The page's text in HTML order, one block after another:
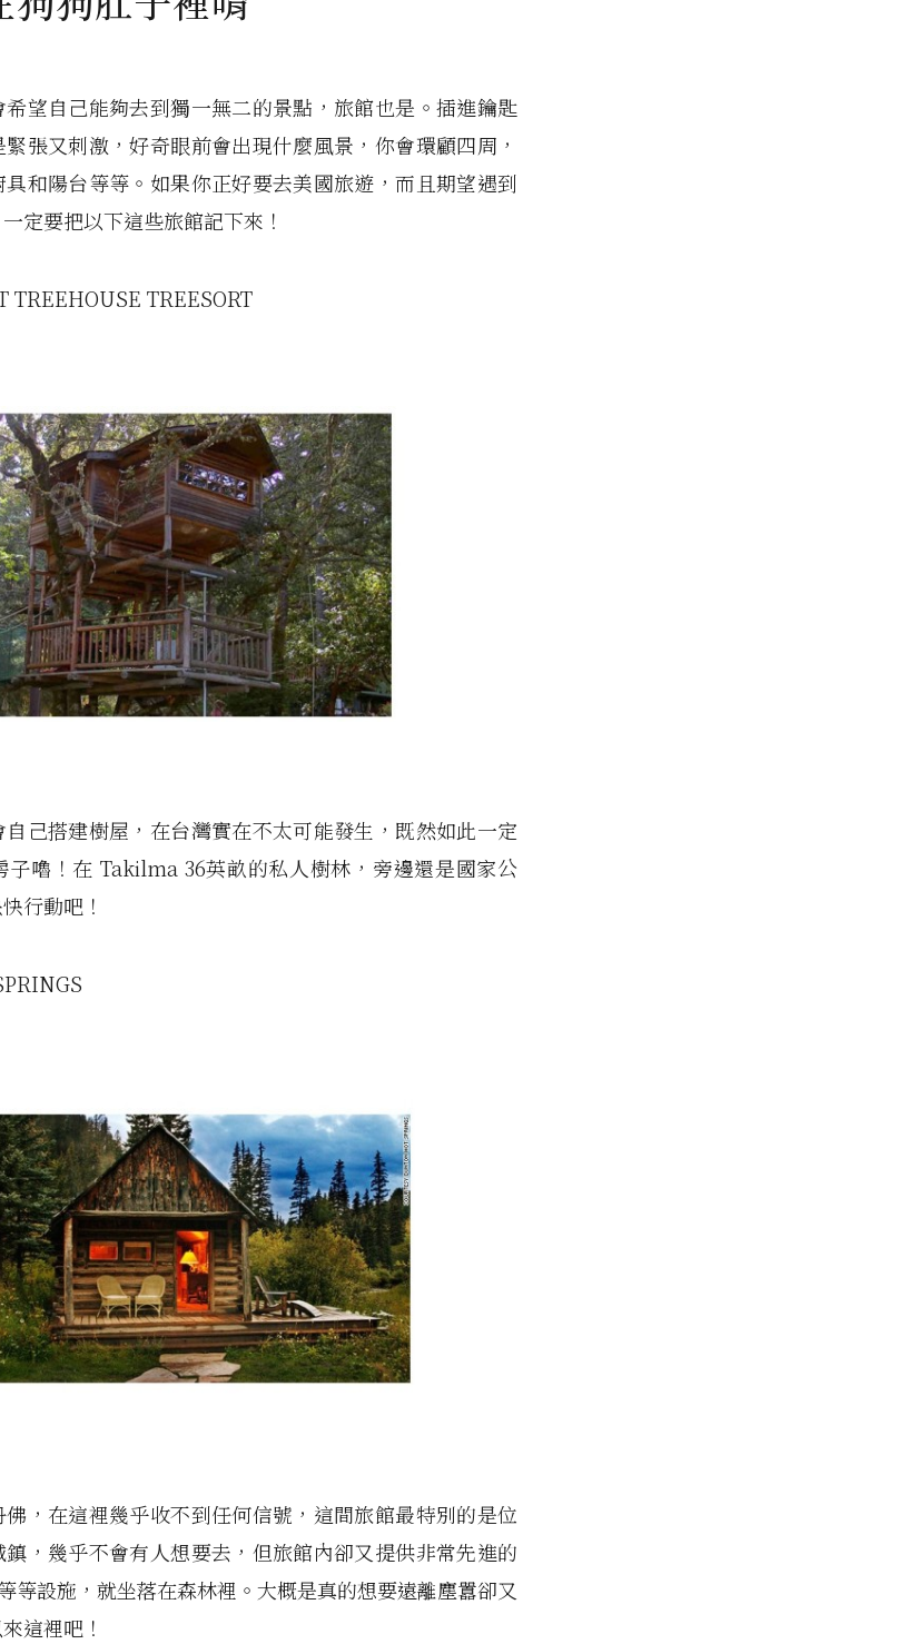
望自己能夠去到獨一無二的景點，旅館也是。插進鑰匙
張又刺激，好奇眼前會出現什麼風景，你會環顧四周，
和陽台等等。如果你正好要去美國旅遊，而且期望遇到
定要把以下這些旅館記下來！
TREESORT
己搭建樹屋，在台灣實在不太可能發生，既然如此一定
子嚕！在 Takilma 36英畝的私人樹林，旁邊還是國家公
行動吧！
，在這裡幾乎收不到任何信號，這間旅館最特別的是位
，幾乎不會有人想要去，但旅館內卻又提供非常先進的
等設施，就坐落在森林裡。大概是真的想要遠離塵囂卻又
這裡吧！